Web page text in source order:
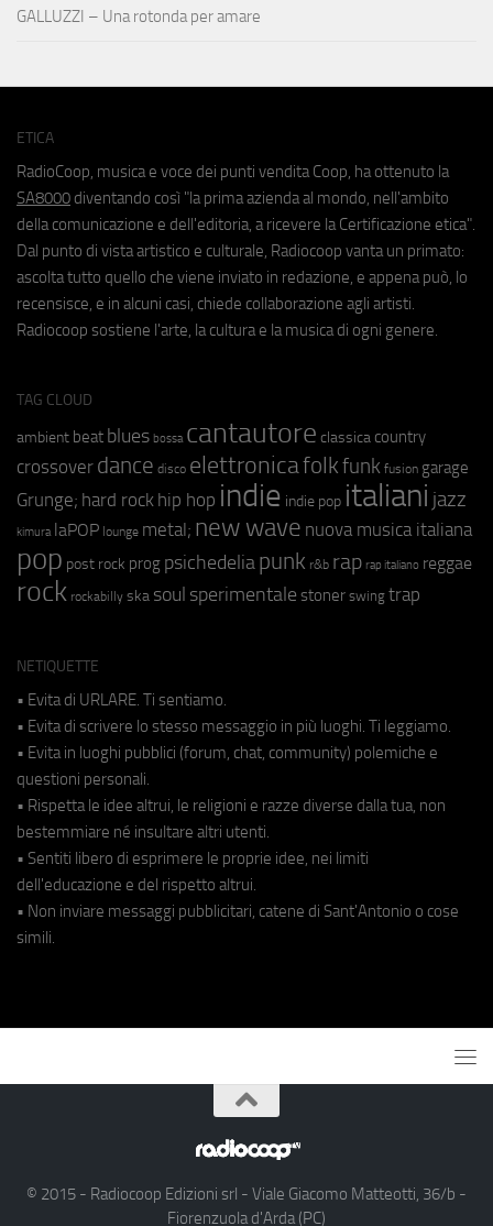
GALLUZZI – Una rotonda per amare
ETICA
RadioCoop, musica e voce dei punti vendita Coop, ha ottenuto la
SA8000 diventando così "la prima azienda al mondo, nell'ambito
della comunicazione e dell'editoria, a ricevere la Certificazione etica".
Dal punto di vista artistico e culturale, Radiocoop vanta un primato:
ascolta tutto quello che viene inviato in redazione, e appena può, lo
recensisce, e in alcuni casi, chiede collaborazione agli artisti.
Radiocoop sostiene l'arte, la cultura e la musica di ogni genere.
TAG CLOUD
ambient beat blues bossa cantautore classica country
crossover dance disco elettronicafolkfunk fusion garage
Grunge; hard rock hip hop indie indie pop italiani jazz
kimura laPOP lounge metal; new wave nuova musica italiana
pop post rock prog psichedeliapunk r&b rap rap italiano reggae
rock rockabilly ska soul sperimentale stoner swing trap
NETIQUETTE
• Evita di URLARE. Ti sentiamo.
• Evita di scrivere lo stesso messaggio in più luoghi. Ti leggiamo.
• Evita in luoghi pubblici (forum, chat, community) polemiche e
questioni personali.
• Rispetta le idee altrui, le religioni e razze diverse dalla tua, non
bestemmiare né insultare altri utenti.
• Sentiti libero di esprimere le proprie idee, nei limiti
dell'educazione e del rispetto altrui.
• Non inviare messaggi pubblicitari, catene di Sant'Antonio o cose
simili.
© 2015 - Radiocoop Edizioni srl - Viale Giacomo Matteotti, 36/b -
Fiorenzuola d'Arda (PC)